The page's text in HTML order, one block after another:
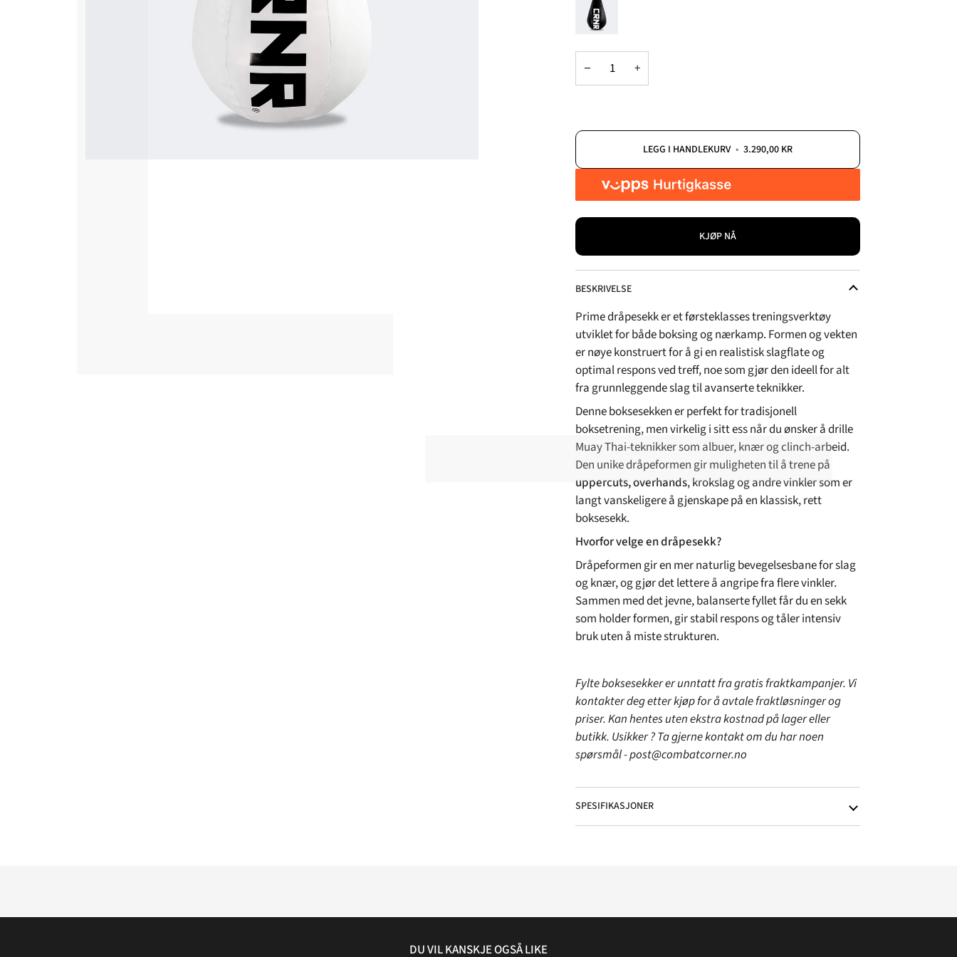
− +
LEGG I HANDLEKURV • 3.290,00 KR
KJØP NÅ
BESKRIVELSE
Prime dråpesekk er et førsteklasses treningsverktøy
utviklet for både boksing og nærkamp. Formen og vekten
er nøye konstruert for å gi en realistisk slagflate og
optimal respons ved treff, noe som gjør den ideell for alt
fra grunnleggende slag til avanserte teknikker.
Denne boksesekken er perfekt for tradisjonell
boksetrening, men virkelig i sitt ess når du ønsker å drille
Muay Thai-teknikker som albuer, knær og clinch-arbeid.
Den unike dråpeformen gir muligheten til å trene på
uppercuts, overhands, krokslag og andre vinkler som er
langt vanskeligere å gjenskape på en klassisk, rett
boksesekk.
Hvorfor velge en dråpesekk?
Dråpeformen gir en mer naturlig bevegelsesbane for slag
og knær, og gjør det lettere å angripe fra flere vinkler.
Sammen med det jevne, balanserte fyllet får du en sekk
som holder formen, gir stabil respons og tåler intensiv
bruk uten å miste strukturen.
Fylte boksesekker er unntatt fra gratis fraktkampanjer. Vi
kontakter deg etter kjøp for å avtale fraktløsninger og
priser. Kan hentes uten ekstra kostnad på lager eller
butikk. Usikker ? Ta gjerne kontakt om du har noen
spørsmål - post@combatcorner.no
SPESIFIKASJONER
DU VIL KANSKJE OGSÅ LIKE